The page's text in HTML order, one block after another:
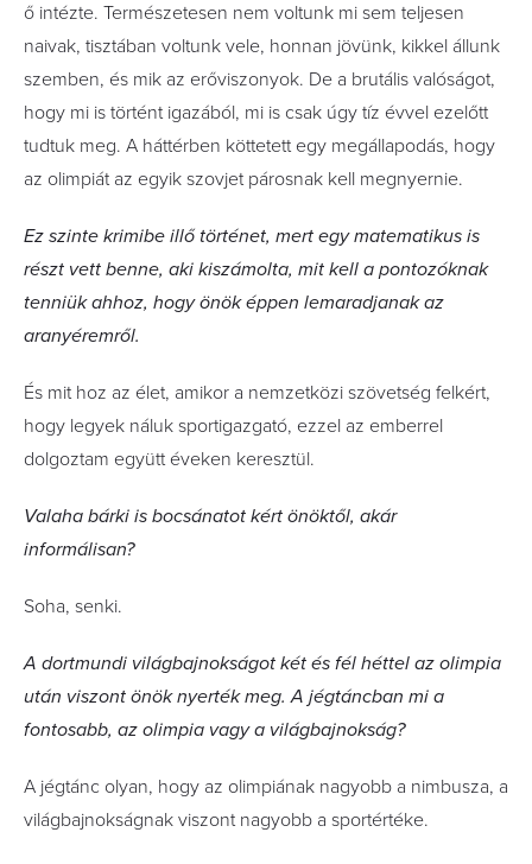
ő intézte. Természetesen nem voltunk mi sem teljesen
naivak, tisztában voltunk vele, honnan jövünk, kikkel állunk
szemben, és mik az erőviszonyok. De a brutális valóságot,
hogy mi is történt igazából, mi is csak úgy tíz évvel ezelőtt
tudtuk meg. A háttérben köttetett egy megállapodás, hogy
az olimpiát az egyik szovjet párosnak kell megnyernie.
Ez szinte krimibe illő történet, mert egy matematikus is
részt vett benne, aki kiszámolta, mit kell a pontozóknak
tenniük ahhoz, hogy önök éppen lemaradjanak az
aranyéremről.
És mit hoz az élet, amikor a nemzetközi szövetség felkért,
hogy legyek náluk sportigazgató, ezzel az emberrel
dolgoztam együtt éveken keresztül.
Valaha bárki is bocsánatot kért önöktől, akár
informálisan?
Soha, senki.
A dortmundi világbajnokságot két és fél héttel az olimpia
után viszont önök nyerték meg. A jégtáncban mi a
fontosabb, az olimpia vagy a világbajnokság?
A jégtánc olyan, hogy az olimpiának nagyobb a nimbusza, a
világbajnokságnak viszont nagyobb a sportértéke.